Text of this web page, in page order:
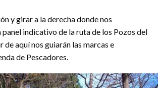
y girar a la derecha donde nos
indicativo de la ruta de los Pozos del
aquí nos guiarán las marcas e
de Pescadores.